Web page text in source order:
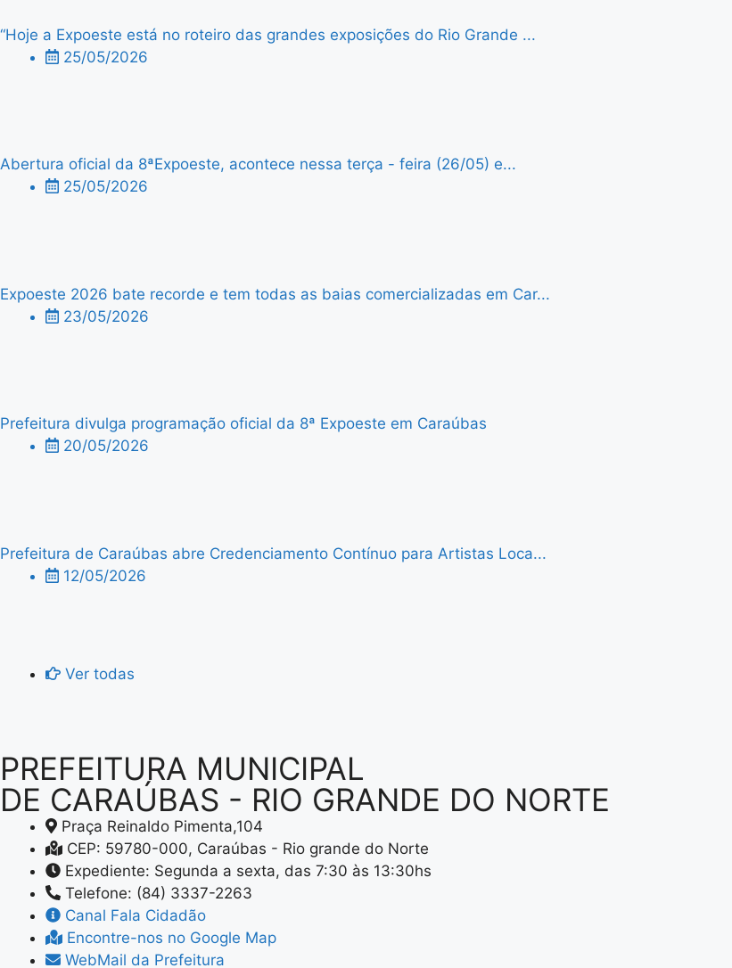
“Hoje a Expoeste está no roteiro das grandes exposições do Rio Grande ...
25/05/2026
Abertura oficial da 8ªExpoeste, acontece nessa terça - feira (26/05) e...
25/05/2026
Expoeste 2026 bate recorde e tem todas as baias comercializadas em Car...
23/05/2026
Prefeitura divulga programação oficial da 8ª Expoeste em Caraúbas
20/05/2026
Prefeitura de Caraúbas abre Credenciamento Contínuo para Artistas Loca...
12/05/2026
Ver todas
PREFEITURA MUNICIPAL
DE CARAÚBAS - RIO GRANDE DO NORTE
Praça Reinaldo Pimenta,104
CEP: 59780-000, Caraúbas - Rio grande do Norte
Expediente: Segunda a sexta, das 7:30 às 13:30hs
Telefone: (84) 3337-2263
Canal Fala Cidadão
Encontre-nos no Google Map
WebMail da Prefeitura